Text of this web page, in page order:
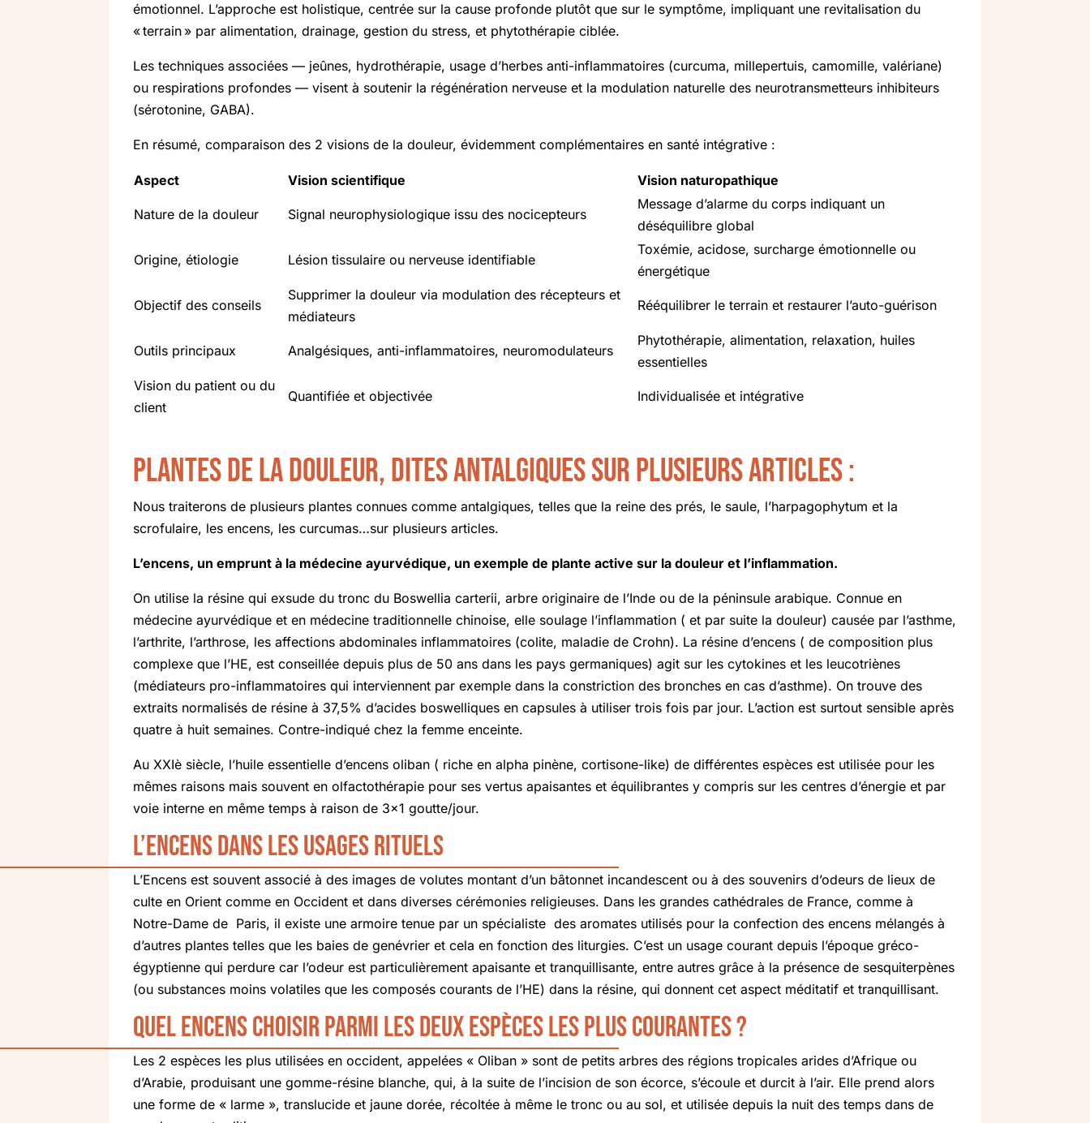
émotionnel. L’approche est holistique, centrée sur la cause profonde plutôt que sur le symptôme, impliquant une revitalisation du
« terrain » par alimentation, drainage, gestion du stress, et phytothérapie ciblée.
Les techniques associées — jeûnes, hydrothérapie, usage d’herbes anti-inflammatoires (curcuma, millepertuis, camomille, valériane)
ou respirations profondes — visent à soutenir la régénération nerveuse et la modulation naturelle des neurotransmetteurs inhibiteurs
(sérotonine, GABA).
En résumé, comparaison des 2 visions de la douleur, évidemment complémentaires en santé intégrative :
Aspect Vision scientifique Vision naturopathique
Nature de la douleur Signal neurophysiologique issu des nocicepteurs
Message d’alarme du corps indiquant un
déséquilibre global
Origine, étiologie Lésion tissulaire ou nerveuse identifiable
Toxémie, acidose, surcharge émotionnelle ou
énergétique
Objectif des conseils
Supprimer la douleur via modulation des récepteurs et
médiateurs
Rééquilibrer le terrain et restaurer l’auto-guérison
Outils principaux Analgésiques, anti-inflammatoires, neuromodulateurs
Phytothérapie, alimentation, relaxation, huiles
essentielles
Vision du patient ou du
client
Quantifiée et objectivée Individualisée et intégrative
Plantes de la douleur, dites antalgiques sur plusieurs articles :
Nous traiterons de plusieurs plantes connues comme antalgiques, telles que la reine des prés, le saule, l’harpagophytum et la
scrofulaire, les encens, les curcumas…sur plusieurs articles.
L’encens, un emprunt à la médecine ayurvédique, un exemple de plante active sur la douleur et l’inflammation.
On utilise la résine qui exsude du tronc du Boswellia carterii, arbre originaire de l’Inde ou de la péninsule arabique. Connue en
médecine ayurvédique et en médecine traditionnelle chinoise, elle soulage l’inflammation ( et par suite la douleur) causée par l’asthme,
l’arthrite, l’arthrose, les affections abdominales inflammatoires (colite, maladie de Crohn). La résine d’encens ( de composition plus
complexe que l’HE, est conseillée depuis plus de 50 ans dans les pays germaniques) agit sur les cytokines et les leucotriènes
(médiateurs pro-inflammatoires qui interviennent par exemple dans la constriction des bronches en cas d’asthme). On trouve des
extraits normalisés de résine à 37,5% d’acides boswelliques en capsules à utiliser trois fois par jour. L’action est surtout sensible après
quatre à huit semaines. Contre-indiqué chez la femme enceinte.
Au XXIè siècle, l’huile essentielle d’encens oliban ( riche en alpha pinène, cortisone-like) de différentes espèces est utilisée pour les
mêmes raisons mais souvent en olfactothérapie pour ses vertus apaisantes et équilibrantes y compris sur les centres d’énergie et par
voie interne en même temps à raison de 3×1 goutte/jour.
L’encens dans les usages rituels
L’Encens est souvent associé à des images de volutes montant d’un bâtonnet incandescent ou à des souvenirs d’odeurs de lieux de
culte en Orient comme en Occident et dans diverses cérémonies religieuses. Dans les grandes cathédrales de France, comme à
Notre-Dame de Paris, il existe une armoire tenue par un spécialiste des aromates utilisés pour la confection des encens mélangés à
d’autres plantes telles que les baies de genévrier et cela en fonction des liturgies. C’est un usage courant depuis l’époque gréco-
égyptienne qui perdure car l’odeur est particulièrement apaisante et tranquillisante, entre autres grâce à la présence de sesquiterpènes
(ou substances moins volatiles que les composés courants de l’HE) dans la résine, qui donnent cet aspect méditatif et tranquillisant.
Quel encens choisir parmi les deux espèces les plus courantes ?
Les 2 espèces les plus utilisées en occident, appelées « Oliban » sont de petits arbres des régions tropicales arides d’Afrique ou
d’Arabie, produisant une gomme-résine blanche, qui, à la suite de l’incision de son écorce, s’écoule et durcit à l’air. Elle prend alors
une forme de « larme », translucide et jaune dorée, récoltée à même le tronc ou au sol, et utilisée depuis la nuit des temps dans de